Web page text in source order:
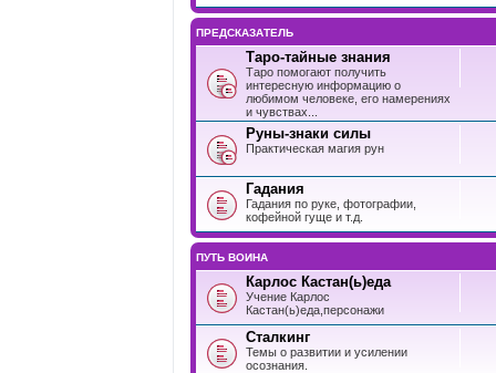
ПРЕДСКАЗАТЕЛЬ
Таро-тайные знания
Таро помогают получить
интересную информацию о
любимом человеке, его намерениях
и чувствах...
Руны-знаки силы
Практическая магия рун
Гадания
Гадания по руке, фотографии,
кофейной гуще и т.д.
ПУТЬ ВОИНА
Карлос Кастан(ь)еда
Учение Карлос
Кастан(ь)еда,персонажи
Сталкинг
Темы о развитии и усилении
осознания.